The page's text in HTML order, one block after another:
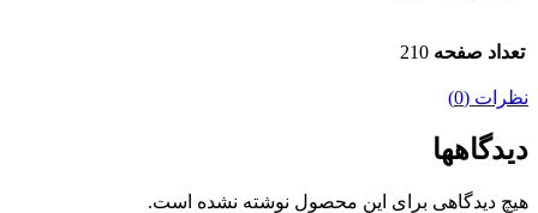
تعداد صفحه 210
نظرات (0)
دیدگاهها
هیچ دیدگاهی برای این محصول نوشته نشده است.